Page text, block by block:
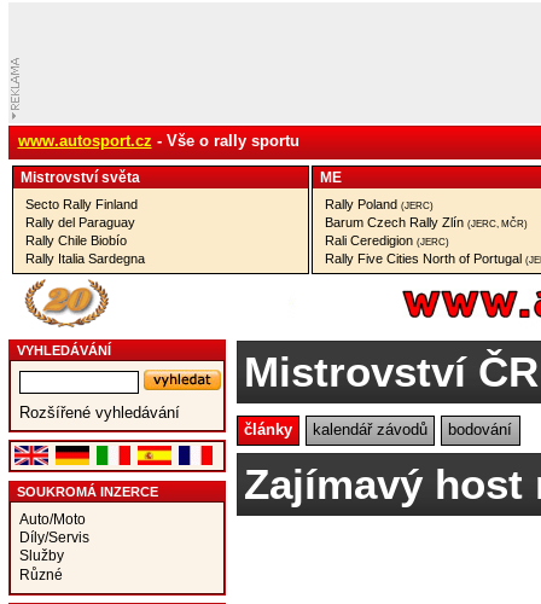
www.autosport.cz - Vše o rally sportu
Mistrovství­ světa
Secto Rally Finland
Rally del Paraguay
Rally Chile Biobío
Rally Italia Sardegna
ME
Rally Poland (JERC)
Barum Czech Rally Zlín (JERC, MČR)
Rali Ceredigion (JERC)
Rally Five Cities North of Portugal
VYHLEDÁVÁNÍ
Rozšířené vyhledávání
SOUKROMÁ INZERCE
Auto/Moto
Díly/Servis
Služby
Různé
Mistrovství
články kalendář závodů bodování
Zajímavý